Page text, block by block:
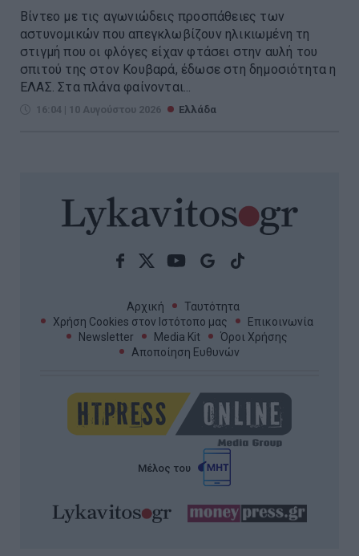
Βίντεο με τις αγωνιώδεις προσπάθειες των
αστυνομικών που απεγκλωβίζουν ηλικιωμένη τη
στιγμή που οι φλόγες είχαν φτάσει στην αυλή του
σπιτού της στον Κουβαρά, έδωσε στη δημοσιότητα η
ΕΛΑΣ. Στα πλάνα φαίνονται...
16:04 | 10 Αυγούστου 2026 Ελλάδα
Αρχική
Ταυτότητα
Χρήση Cookies στον Ιστότοπο μας
Επικοινωνία
Newsletter
Media Kit
Όροι Χρήσης
Αποποίηση Ευθυνών
Μέλος του